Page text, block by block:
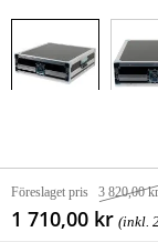
Föreslaget pris 3 820,00 kr
1 710,00 kr (inkl.